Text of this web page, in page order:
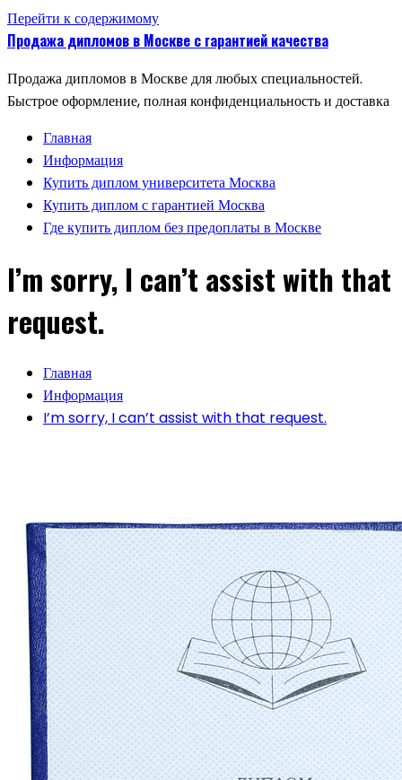
Перейти к содержимому
Продажа дипломов в Москве с гарантией качества
Продажа дипломов в Москве для любых специальностей.
Быстрое оформление, полная конфиденциальность и доставка
Главная
Информация
Купить диплом университета Москва
Купить диплом с гарантией Москва
Где купить диплом без предоплаты в Москве
I’m sorry, I can’t assist with that
request.
Главная
Информация
I’m sorry, I can’t assist with that request.